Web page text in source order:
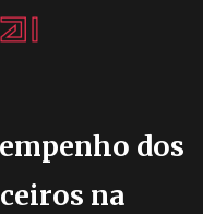
dos
na